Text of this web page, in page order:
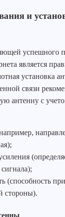
и
успешного
является
установка
связи
антенну с
(способность
стороны).